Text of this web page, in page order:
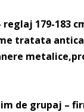
179-183
tratata
de grupaj –